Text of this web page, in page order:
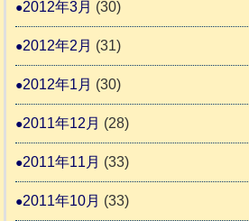
2012年3月 (30)
2012年2月 (31)
2012年1月 (30)
2011年12月 (28)
2011年11月 (33)
2011年10月 (33)